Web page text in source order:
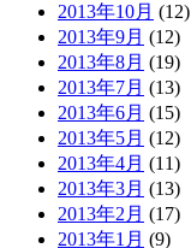
2013年10月 (12)
2013年9月 (12)
2013年8月 (19)
2013年7月 (13)
2013年6月 (15)
2013年5月 (12)
2013年4月 (11)
2013年3月 (13)
2013年2月 (17)
2013年1月 (9)